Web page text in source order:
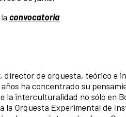
convocatoria
director de orquesta, teórico e
ha concentrado su
la interculturalidad no sólo en
la Orquesta Experimental de